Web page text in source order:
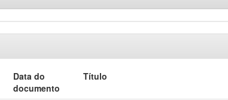
Data do
documento
Título